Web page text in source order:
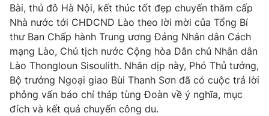
Phim VTV
Hậu trường
Nhân vật
Khán giả
Giải sao mai
Giải trí
Điện ảnh
Âm nhạc
Sao
Đời sống
Du lịch
Làm đẹp
Giáo dục
Bài, thủ đô Hà Nội, kết thúc tốt đẹp chuyến thăm cấp
Nhà nước tới CHDCND Lào theo lời mời của Tổng Bí
thư Ban Chấp hành Trung ương Đảng Nhân dân Cách
mạng Lào, Chủ tịch nước Cộng hòa Dân chủ Nhân dân
Lào Thongloun Sisoulith. Nhân dịp này, Phó Thủ tướng,
Bộ trưởng Ngoại giao Bùi Thanh Sơn đã có cuộc trả lời
phỏng vấn báo chí tháp tùng Đoàn về ý nghĩa, mục
đích và kết quả chuyến công du.